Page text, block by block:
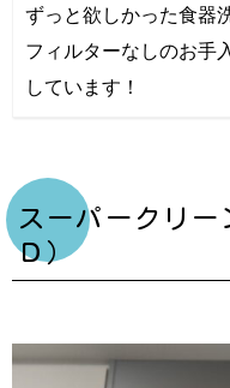
ずっと欲しかった食器
フィルターなしのお手
しています！
スーパークリー
Ｄ）